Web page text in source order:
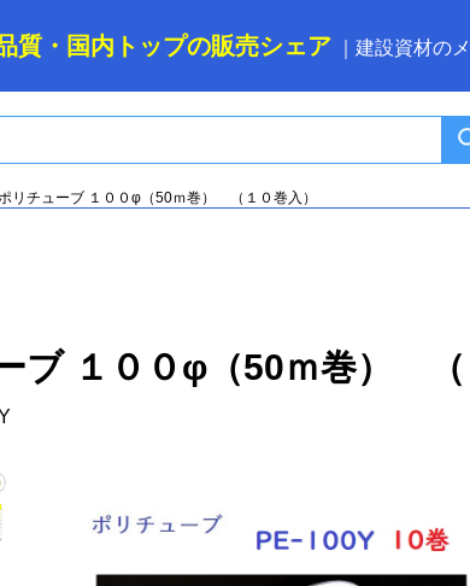
質・国内トップの販売シェア 建設資材の
リチューブ １００φ（50ｍ巻） （１０巻入）
ブ １００φ（50ｍ巻） （